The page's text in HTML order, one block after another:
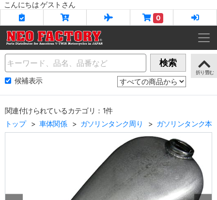
こんにちは ゲストさん
0
Name 検索
候補表示
関連付けられているカテゴリ：1件
トップ
車体関係 ガソリンタンク周り ガソリンタンク本